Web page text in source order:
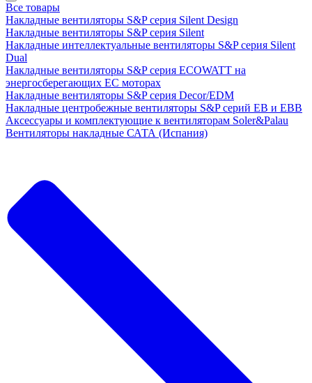
Все товары
Накладные вентиляторы S&P серия Silent Design
Накладные вентиляторы S&P серия Silent
Накладные интеллектуальные вентиляторы S&P серия Silent
Dual
Накладные вентиляторы S&P серия ECOWATT на
энергосберегающих ЕС моторах
Накладные вентиляторы S&P серия Decor/EDM
Накладные центробежные вентиляторы S&P серий EB и EBB
Аксессуары и комплектующие к вентиляторам Soler&Palau
Вентиляторы накладные САТА (Испания)